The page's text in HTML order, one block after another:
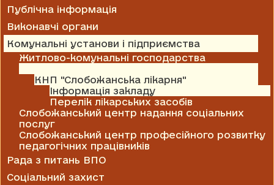
Публічна інформація
Виконавчі органи
Комунальні установи і підприємства
Житлово-комунальні господарства
КНП "Слобожанська лікарня"
Інформація закладу
Перелік лікарських засобів
Слобожанський центр надання соціальних
послуг
Слобожанський центр професійного розвитку
педагогічних працівників
Рада з питань ВПО
Соціальний захист